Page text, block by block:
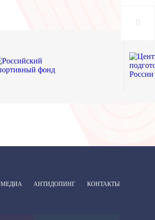
МЕДИА АНТИДОПИНГ КОНТАКТЫ